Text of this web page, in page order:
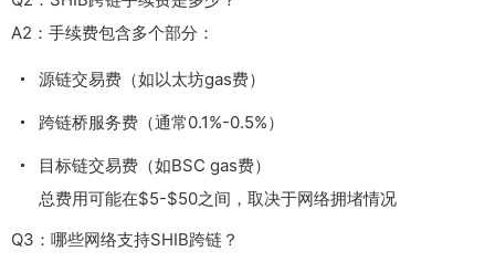
A2：手续费包含多个部分：
源链交易费（如以太坊gas费）
跨链桥服务费（通常0.1%-0.5%）
目标链交易费（如BSC gas费）
总费用可能在$5-$50之间，取决于网络拥堵情况
Q3：哪些网络支持SHIB跨链？